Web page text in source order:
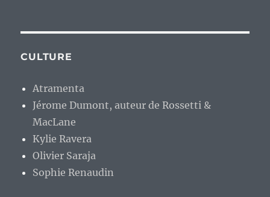
CULTURE
Atramenta
Jérome Dumont, auteur de Rossetti &
MacLane
Kylie Ravera
Olivier Saraja
Sophie Renaudin